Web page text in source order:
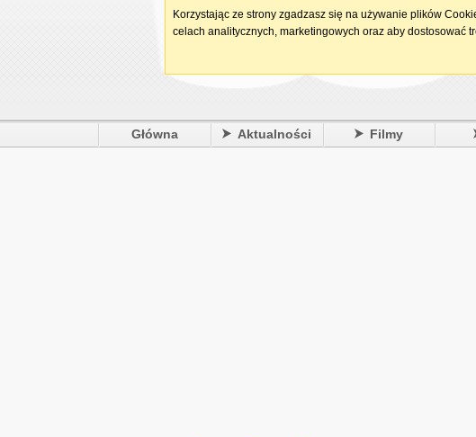
Główna Aktualności Filmy
Korzystając ze strony zgadzasz się na używanie plików
celach analitycznych, marketingowych oraz aby dostosować